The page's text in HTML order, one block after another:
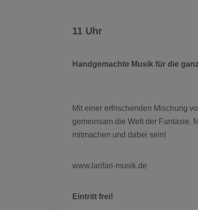
11 Uhr
Handgemachte Musik für die
Mit einer erfrischenden Mischung
gemeinsam die Welt der Fantasie.
mitmachen und dabei sein!
www.larifari-musik.de
Eintritt frei!